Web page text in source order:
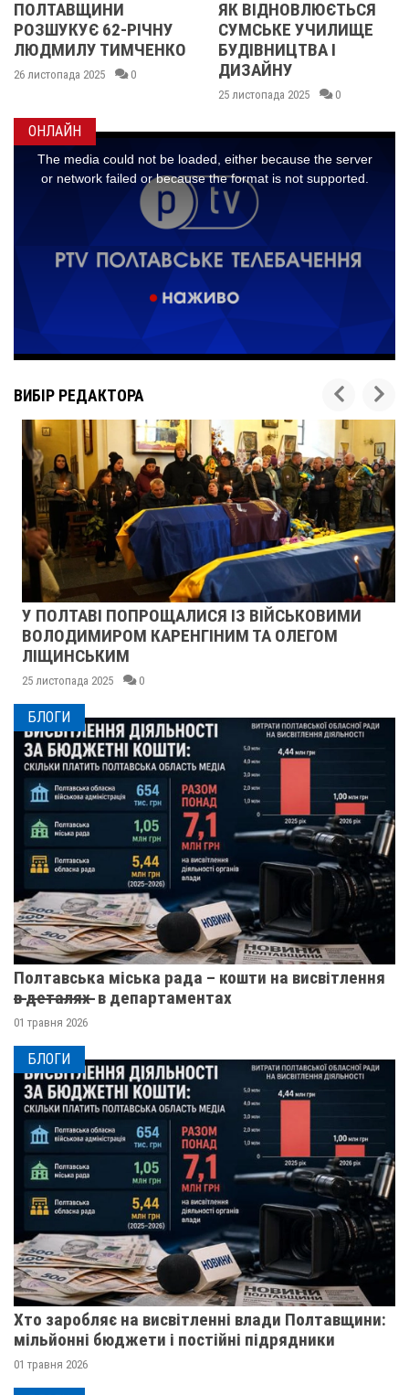
ЯК ВІДНОВЛЮЄТЬСЯ
СУМСЬКЕ УЧИЛИЩЕ
БУДІВНИЦТВА І
ДИЗАЙНУ
РУХОМ
ПІД ЧАС
СВІТЛА?
21 листопада 2025
ОНЛАЙН
ВИБІР РЕДАКТОРА
У ПОЛТАВІ ПОПРОЩАЛИСЯ ІЗ ВІЙСЬКОВИМИ
ВОЛОДИМИРОМ КАРЕНГІНИМ ТА ОЛЕГОМ
ЛІЩИНСЬКИМ
25 листопада 2025 0
БЛОГИ
Полтавська міська рада – кошти на висвітлення
в̶ ̶д̶е̶т̶а̶л̶я̶х̶ ̶ в департаментах
01 травня 2026
БЛОГИ
Хто заробляє на висвітленні влади Полтавщини:
мільйонні бюджети і постійні підрядники
01 травня 2026